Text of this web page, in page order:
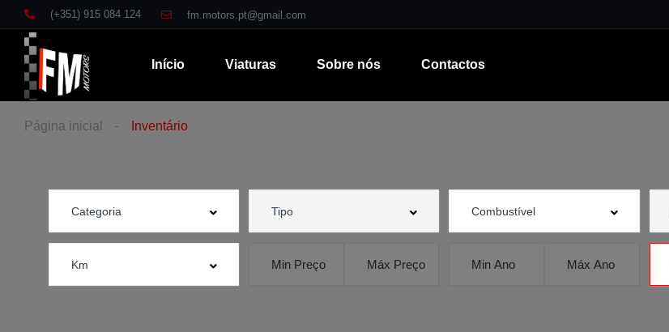
(+351) 915 084 124 fm.motors.pt@gmail.com
Início Viaturas Sobre nós Contactos
Página inicial Inventário